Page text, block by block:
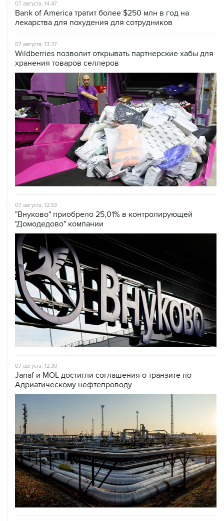
07 августа, 14:47
Bank of America тратит более $250 млн в год на
лекарства для похудения для сотрудников
07 августа, 13:37
Wildberries позволит открывать партнерские хабы для
хранения товаров селлеров
07 августа, 12:53
"Внуково" приобрело 25,01% в контролирующей
"Домодедово" компании
07 августа, 12:30
Janaf и MOL достигли соглашения о транзите по
Адриатическому нефтепроводу